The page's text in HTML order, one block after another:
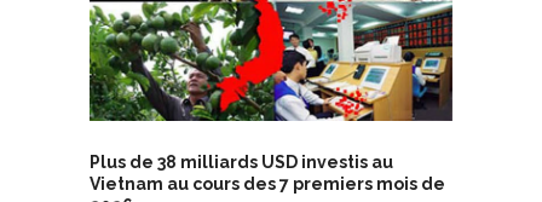
Plus de 38 milliards USD investis au
Vietnam au cours des 7 premiers mois de